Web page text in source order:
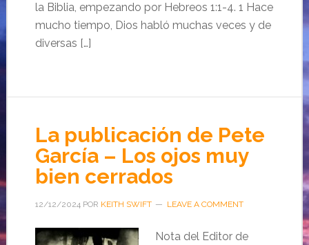
la Biblia, empezando por Hebreos 1:1-4. 1 Hace
mucho tiempo, Dios habló muchas veces y de
diversas […]
La publicación de Pete
García – Los ojos muy
bien cerrados
12/12/2024POR KEITH SWIFT LEAVE A COMMENT
Nota del Editor de